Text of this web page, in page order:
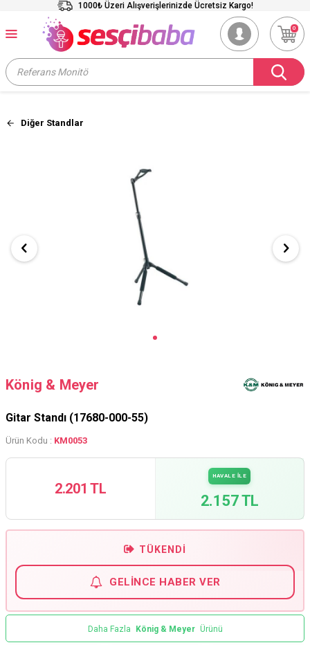
1000₺ Üzeri Alışverişlerinizde Ücretsiz Kargo!
0
Diğer Standlar
König & Meyer
Gitar Standı (17680-000-55)
Ürün Kodu : KM0053
2.201 TL
HAVALE İLE
2.157 TL
TÜKENDI
GELINCE HABER VER
Daha Fazla König & Meyer Ürünü